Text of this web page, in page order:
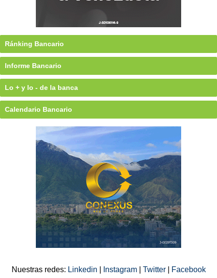
Ránking Bancario
Informe Bancario
Lo + y lo - de la banca
Calendario Bancario
Nuestras redes: Linkedin Instagram Twitter Facebook